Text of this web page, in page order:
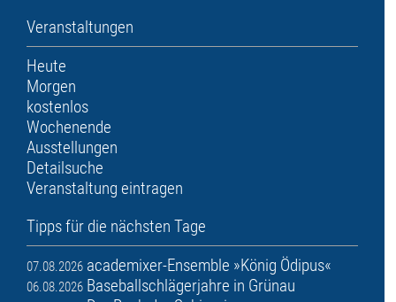
Veranstaltungen
Heute
Morgen
kostenlos
Wochenende
Ausstellungen
Detailsuche
Veranstaltung eintragen
Tipps für die nächsten Tage
07.08.2026 academixer-Ensemble »König Ödipus«
06.08.2026 Baseballschlägerjahre in Grünau